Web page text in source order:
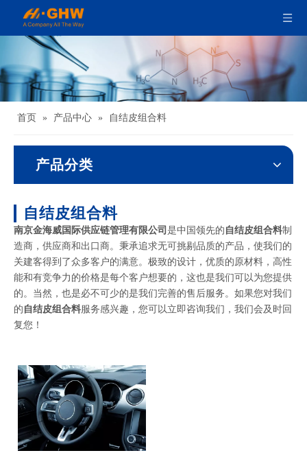
首页 » 产品中心 » 自结皮组合料
产品分类
自结皮组合料
南京金海威国际供应链管理有限公司 是中国领先的 自结皮组合料制
造商，供应商和出口商。秉承追求无可挑剔品质的产品，使我们的
关建客得到了众多客户的满意。极致的设计，优质的原材料，高性
能和有竞争力的价格是每个客户想要的，这也是我们可以为您提供
的。当然，也是必不可少的是我们完善的售后服务。如果您对我们
的 自结皮组合料服务感兴趣，您可以立即咨询我们，我们会及时回
复您！